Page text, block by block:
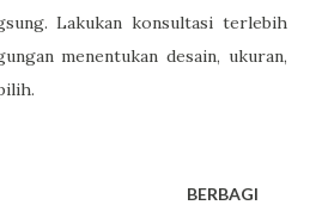
Lakukan konsultasi terlebih
menentukan desain, ukuran,
BERBAGI